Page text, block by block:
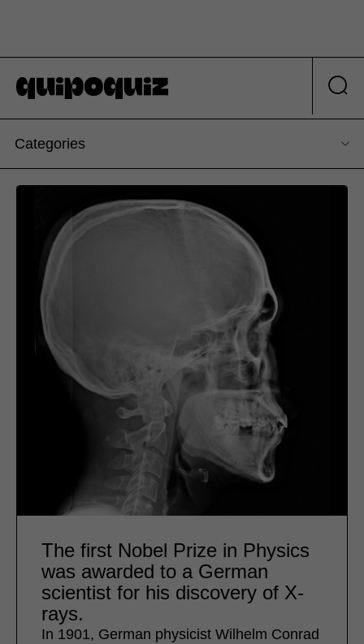
Categories
The first Nobel Prize in Physics
was awarded to a German
scientist for his discovery of X-
rays.
In 1901, German physicist Wilhelm Conrad